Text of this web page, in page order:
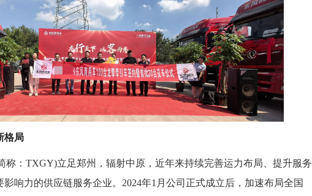
格局
称：TXGY)立足郑州，辐射中原，近年来持续完善运力布局、提升服务
响力的供应链服务企业。2024年1月公司正式成立后，加速布局全国